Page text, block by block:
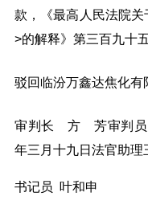
款，《最高人民法院
>的解释》第三百九十
驳回临汾万鑫达焦化有
审判长 方 芳审判
年三月十九日 法官助理
书记员 叶和申